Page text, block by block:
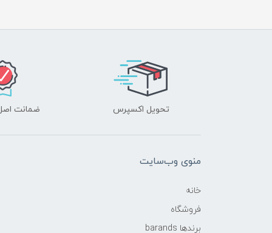
تحویل اکسپرس ضمانت
منوی وب‌سایت
خانه
فروشگاه
برندها barands